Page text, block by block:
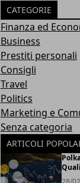
CATEGORIE
Finanza ed
Business
Prestiti personali
Consigli
Travel
Politics
Marketing e
Senza categoria
ARTICOLI